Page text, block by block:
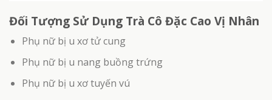
Đối Tượng Sử Dụng Trà Cô Đặc Cao Vị Nhân
Phụ nữ bị u xơ tử cung
Phụ nữ bị u nang buồng trứng
Phụ nữ bị u xơ tuyến vú